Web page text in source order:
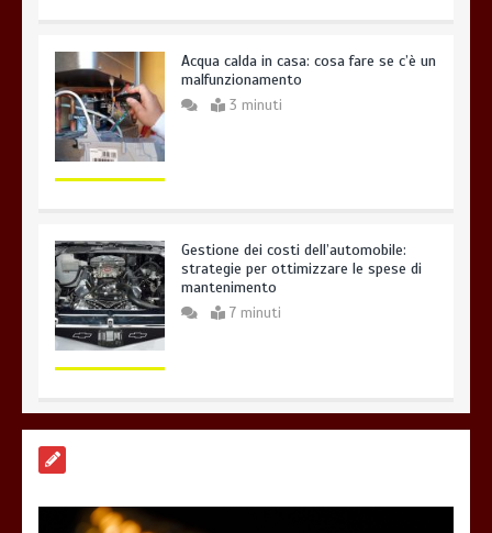
Acqua calda in casa: cosa fare se c’è un
malfunzionamento
3 minuti
Gestione dei costi dell’automobile:
strategie per ottimizzare le spese di
mantenimento
7 minuti